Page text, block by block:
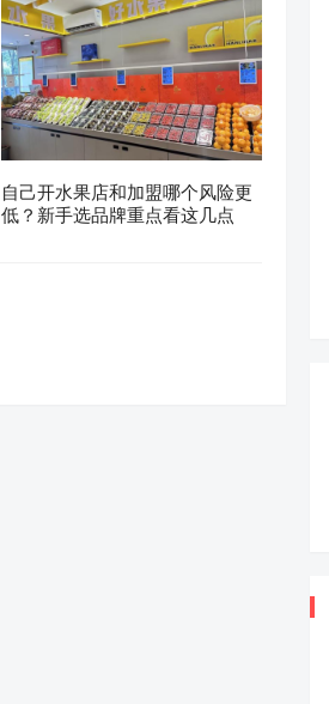
自己开水果店和加盟哪个风险更
低？新手选品牌重点看这几点